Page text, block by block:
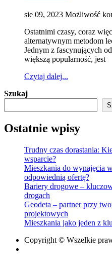
sie 09, 2023 Możliwość
Ostatnimi czasy, coraz
alternatywnym metodom
Jednym z fascynujących
większą popularność, jest
Czytaj dalej...
Szukaj
Ostatnie wpisy
Trudny czas dorastania:
wsparcie?
Mieszkania do wynajęcia
odpowiednią ofertę?
Bariery drogowe –
drogach
Geodeta – partner przy
projektowych
Mieszkania jako jeden z
Copyright © Wszelkie